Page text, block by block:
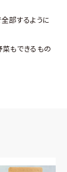
部するように
もできるもの